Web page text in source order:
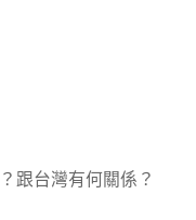
跟台灣有何關係？